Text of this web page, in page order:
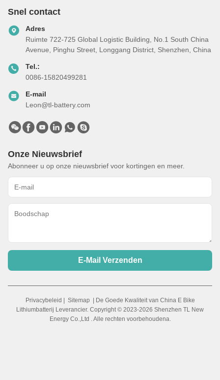
Snel contact
Adres
Ruimte 722-725 Global Logistic Building, No.1 South China
Avenue, Pinghu Street, Longgang District, Shenzhen, China
Tel.:
0086-15820499281
E-mail
Leon@tl-battery.com
Onze Nieuwsbrief
Abonneer u op onze nieuwsbrief voor kortingen en meer.
E-Mail Verzenden
Privacybeleid | Sitemap | De Goede Kwaliteit van China E Bike
Lithiumbatterij Leverancier. Copyright © 2023-2026 Shenzhen TL New
Energy Co.,Ltd . Alle rechten voorbehoudena.